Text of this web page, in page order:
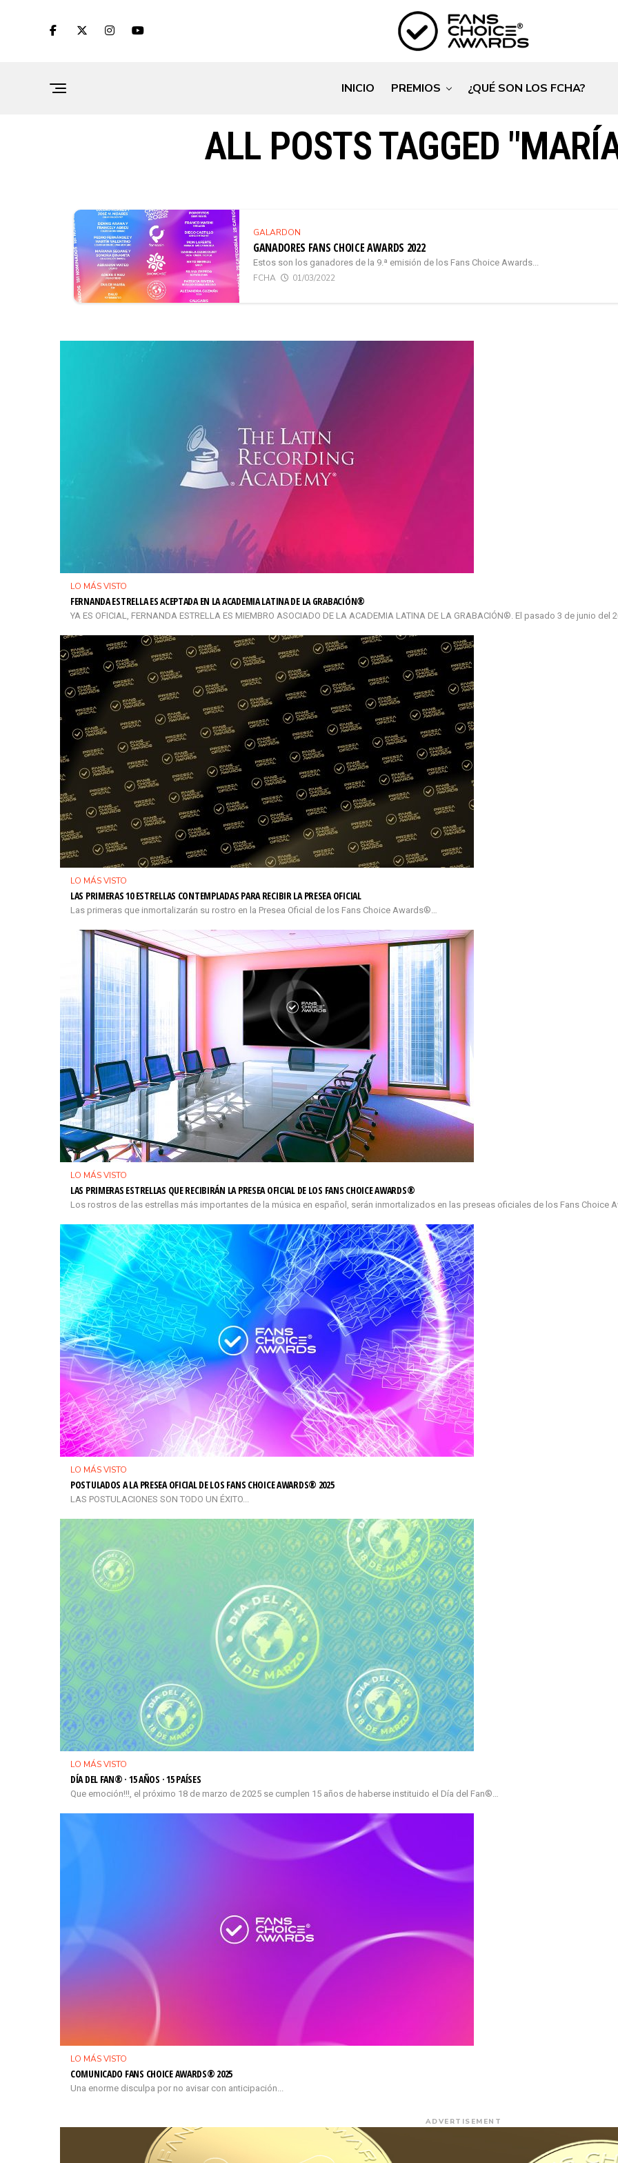
INICIO PREMIOS ¿QUÉ SON LOS FCHA?
ALL POSTS TAGGED
GALARDON
GANADORES FANS CHOICE AWARDS 2022
Estos son los ganadores de la 9.ª emisión de los Fans Choice Awards...
FCHA 01/03/2022
LO MÁS VISTO
FERNANDA ESTRELLA ES ACEPTADA EN LA ACADEMIA LATINA DE LA GRABACIÓN®
YA ES OFICIAL, FERNANDA ESTRELLA ES MIEMBRO ASOCIADO DE LA ACADEMIA LATINA DE LA GRABACIÓN®. El pasado 3 de junio del
LO MÁS VISTO
LAS PRIMERAS 10 ESTRELLAS CONTEMPLADAS PARA RECIBIR LA PRESEA OFICIAL
Las primeras que inmortalizarán su rostro en la Presea Oficial de los Fans Choice Awards®…
LO MÁS VISTO
LAS PRIMERAS ESTRELLAS QUE RECIBIRÁN LA PRESEA OFICIAL DE LOS FANS CHOICE AWARDS®
Los rostros de las estrellas más importantes de la música en español, serán inmortalizados en las preseas oficiales de los Fans Choice
LO MÁS VISTO
POSTULADOS A LA PRESEA OFICIAL DE LOS FANS CHOICE AWARDS® 2025
LAS POSTULACIONES SON TODO UN ÉXITO...
LO MÁS VISTO
DÍA DEL FAN® · 15 AÑOS · 15 PAÍSES
Que emoción!!!, el próximo 18 de marzo de 2025 se cumplen 15 años de haberse instituido el Día del Fan®…
LO MÁS VISTO
COMUNICADO FANS CHOICE AWARDS® 2025
Una enorme disculpa por no avisar con anticipación...
ADVERTISEMENT